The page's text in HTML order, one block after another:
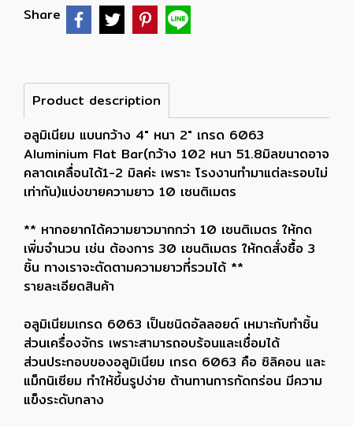
Share
Product description
อลูมิเนียม แบนกว้าง 4" หนา 2" เกรด 6063
Aluminium Flat Bar(กว้าง 102 หนา 51.8มิลขนาดอาจ
คลาดเคลื่อนได้1-2 มิลค่ะ เพราะ โรงงานทำมาแต่ละรอบไม่
เท่ากัน)แบ่งขายความยาว 10 เซนติเมตร
** หากอยากได้ความยาวมากกว่า 10 เซนติเมตร ให้กด
เพิ่มจำนวน เช่น ต้องการ 30 เซนติเมตร ให้กดสั่งซื้อ 3
ชิ้น ทางเราจะตัดตามความยาวที่รวมได้ **
รายละเอียดสินค้า
อลูมิเนียมเกรด 6063 เป็นชนิดอัลลอยด์ เหมาะกับทำชิ้น
ส่วนเครื่องจักร เพราะสามารถอบร้อนและเชื่อมได้
ส่วนประกอบของอลูมิเนียม เกรด 6063 คือ ซิลิคอน และ
แม็กนิเซียม ทำให้ขึ้นรูปง่าย ต้านทานการกัดกร่อน มีความ
แข็งระดับกลาง